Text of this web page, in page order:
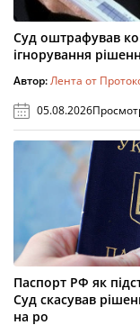
Суд оштрафував
ігнорування
Автор:Лента от
05.08.2026
Паспорт РФ як
Суд скасував
на ро